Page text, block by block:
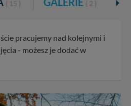
( 15 ) ( 2 )
pracujemy nad kolejnymi i
- możesz je dodać w